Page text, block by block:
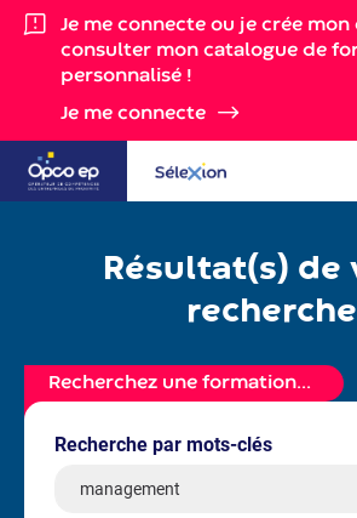
Je me connecte ou je crée
consulter mon catalogue de
personnalisé !
Je me connecte
Résultat(s) de
recherche
Recherchez une formation...
Recherche par mots-clés
Gestion des cookies